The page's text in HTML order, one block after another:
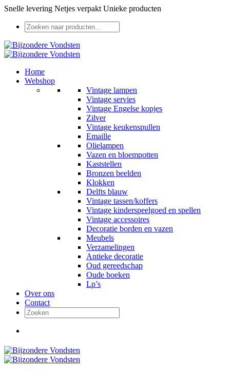
Snelle levering Netjes verpakt Unieke producten
Home
Webshop
Vintage lampen
Vintage servies
Vintage Engelse kopjes
Zilver
Vintage keukenspullen
Emaille
Olielampen
Vazen en bloempotten
Kaststellen
Bronzen beelden
Klokken
Delfts blauw
Vintage tassen/koffers
Vintage kinderspeelgoed en spellen
Vintage accessoires
Decoratie borden en vazen
Meubels
Verzamelingen
Antieke decoratie
Oud gereedschap
Oude boeken
Lp’s
Over ons
Contact